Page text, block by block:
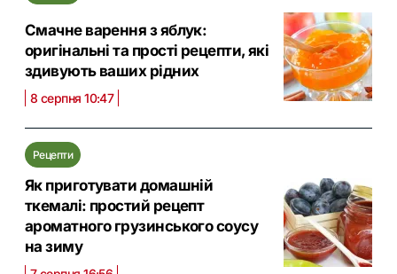
Смачне варення з яблук:
оригінальні та прості рецепти, які
здивують ваших рідних
8 серпня 10:47
Рецепти
Як приготувати домашній
ткемалі: простий рецепт
ароматного грузинського соусу
на зиму